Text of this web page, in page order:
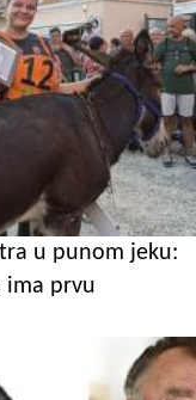
u punom jeku:
ima prvu